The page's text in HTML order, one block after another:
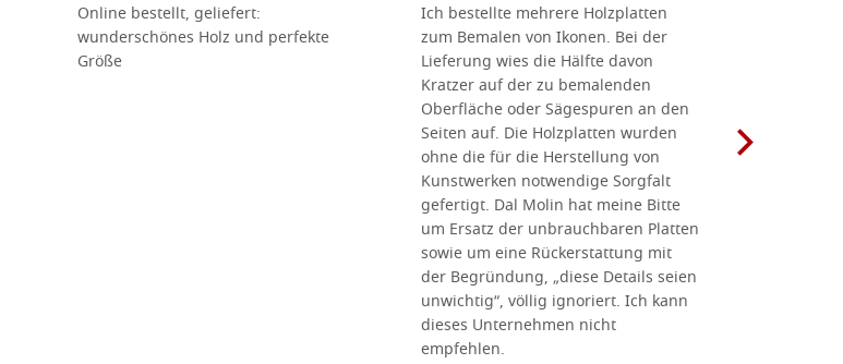
Online bestellt, geliefert:
wunderschönes Holz und perfekte
Größe
Ich bestellte mehrere Holzplatten
zum Bemalen von Ikonen. Bei der
Lieferung wies die Hälfte davon
Kratzer auf der zu bemalenden
Oberfläche oder Sägespuren an den
Seiten auf. Die Holzplatten wurden
ohne die für die Herstellung von
Kunstwerken notwendige Sorgfalt
gefertigt. Dal Molin hat meine Bitte
um Ersatz der unbrauchbaren Platten
sowie um eine Rückerstattung mit
der Begründung, „diese Details seien
unwichtig“, völlig ignoriert. Ich kann
dieses Unternehmen nicht
empfehlen.